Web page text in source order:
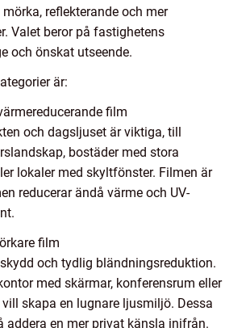
reflekterande och mer
Valet beror på fastighetens
och önskat utseende.
är:
film
och dagsljuset är viktiga, till
bostäder med stora
lokaler med skyltfönster. Filmen är
reducerar ändå värme och UV-
film
och tydlig bländningsreduktion.
med skärmar, konferensrum eller
vill skapa en lugnare ljusmiljö. Dessa
addera en mer privat känsla inifrån.